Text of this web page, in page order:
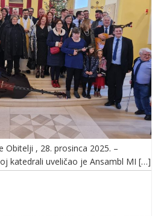
Obitelji , 28. prosinca 2025. –
katedrali uveličao je Ansambl MI […]